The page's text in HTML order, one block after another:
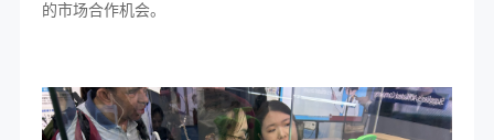
的市场合作机会。